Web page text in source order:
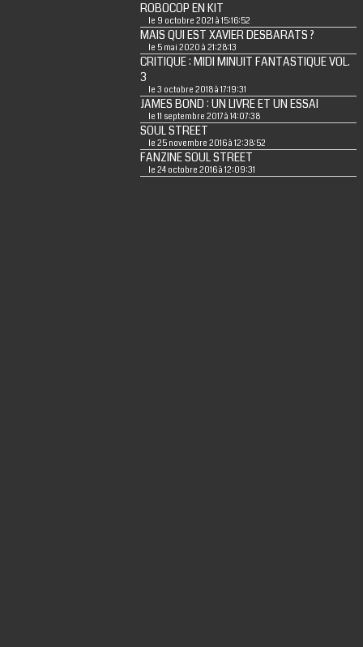
ROBOCOP EN KIT
le 9 octobre 2021 à 15:16:52
MAIS QUI EST XAVIER DESBARATS ?
le 5 mai 2020 à 21:28:13
CRITIQUE : MIDI MINUIT FANTASTIQUE VOL.
3
le 3 octobre 2018 à 17:19:31
JAMES BOND : UN LIVRE ET UN ESSAI
le 11 septembre 2017 à 14:07:38
SOUL STREET
le 25 novembre 2016 à 12:38:52
FANZINE SOUL STREET
le 24 octobre 2016 à 12:09:31